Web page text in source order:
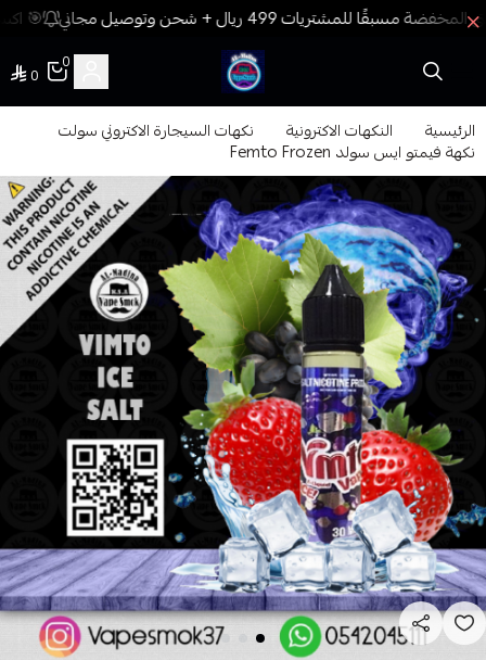
🎯
فيب المدينة
0
0
الرئيسية النكهات الاكترونية نكهات السيجارة الاكتروني سولت
نكهة فيمتو ايس سولد Femto Frozen